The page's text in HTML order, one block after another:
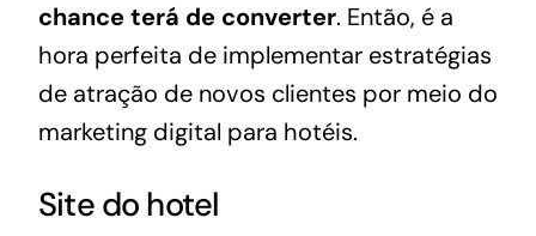
chance terá de converter. Então, é a
hora perfeita de implementar estratégias
de atração de novos clientes por meio do
marketing digital para hotéis.
Site do hotel